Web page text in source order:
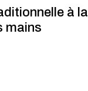
à la
mains